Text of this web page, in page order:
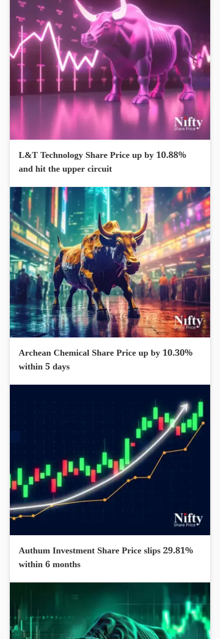
L&T Technology Share Price up by 10.88%
and hit the upper circuit
Archean Chemical Share Price up by 10.30%
within 5 days
Authum Investment Share Price slips 29.81%
within 6 months